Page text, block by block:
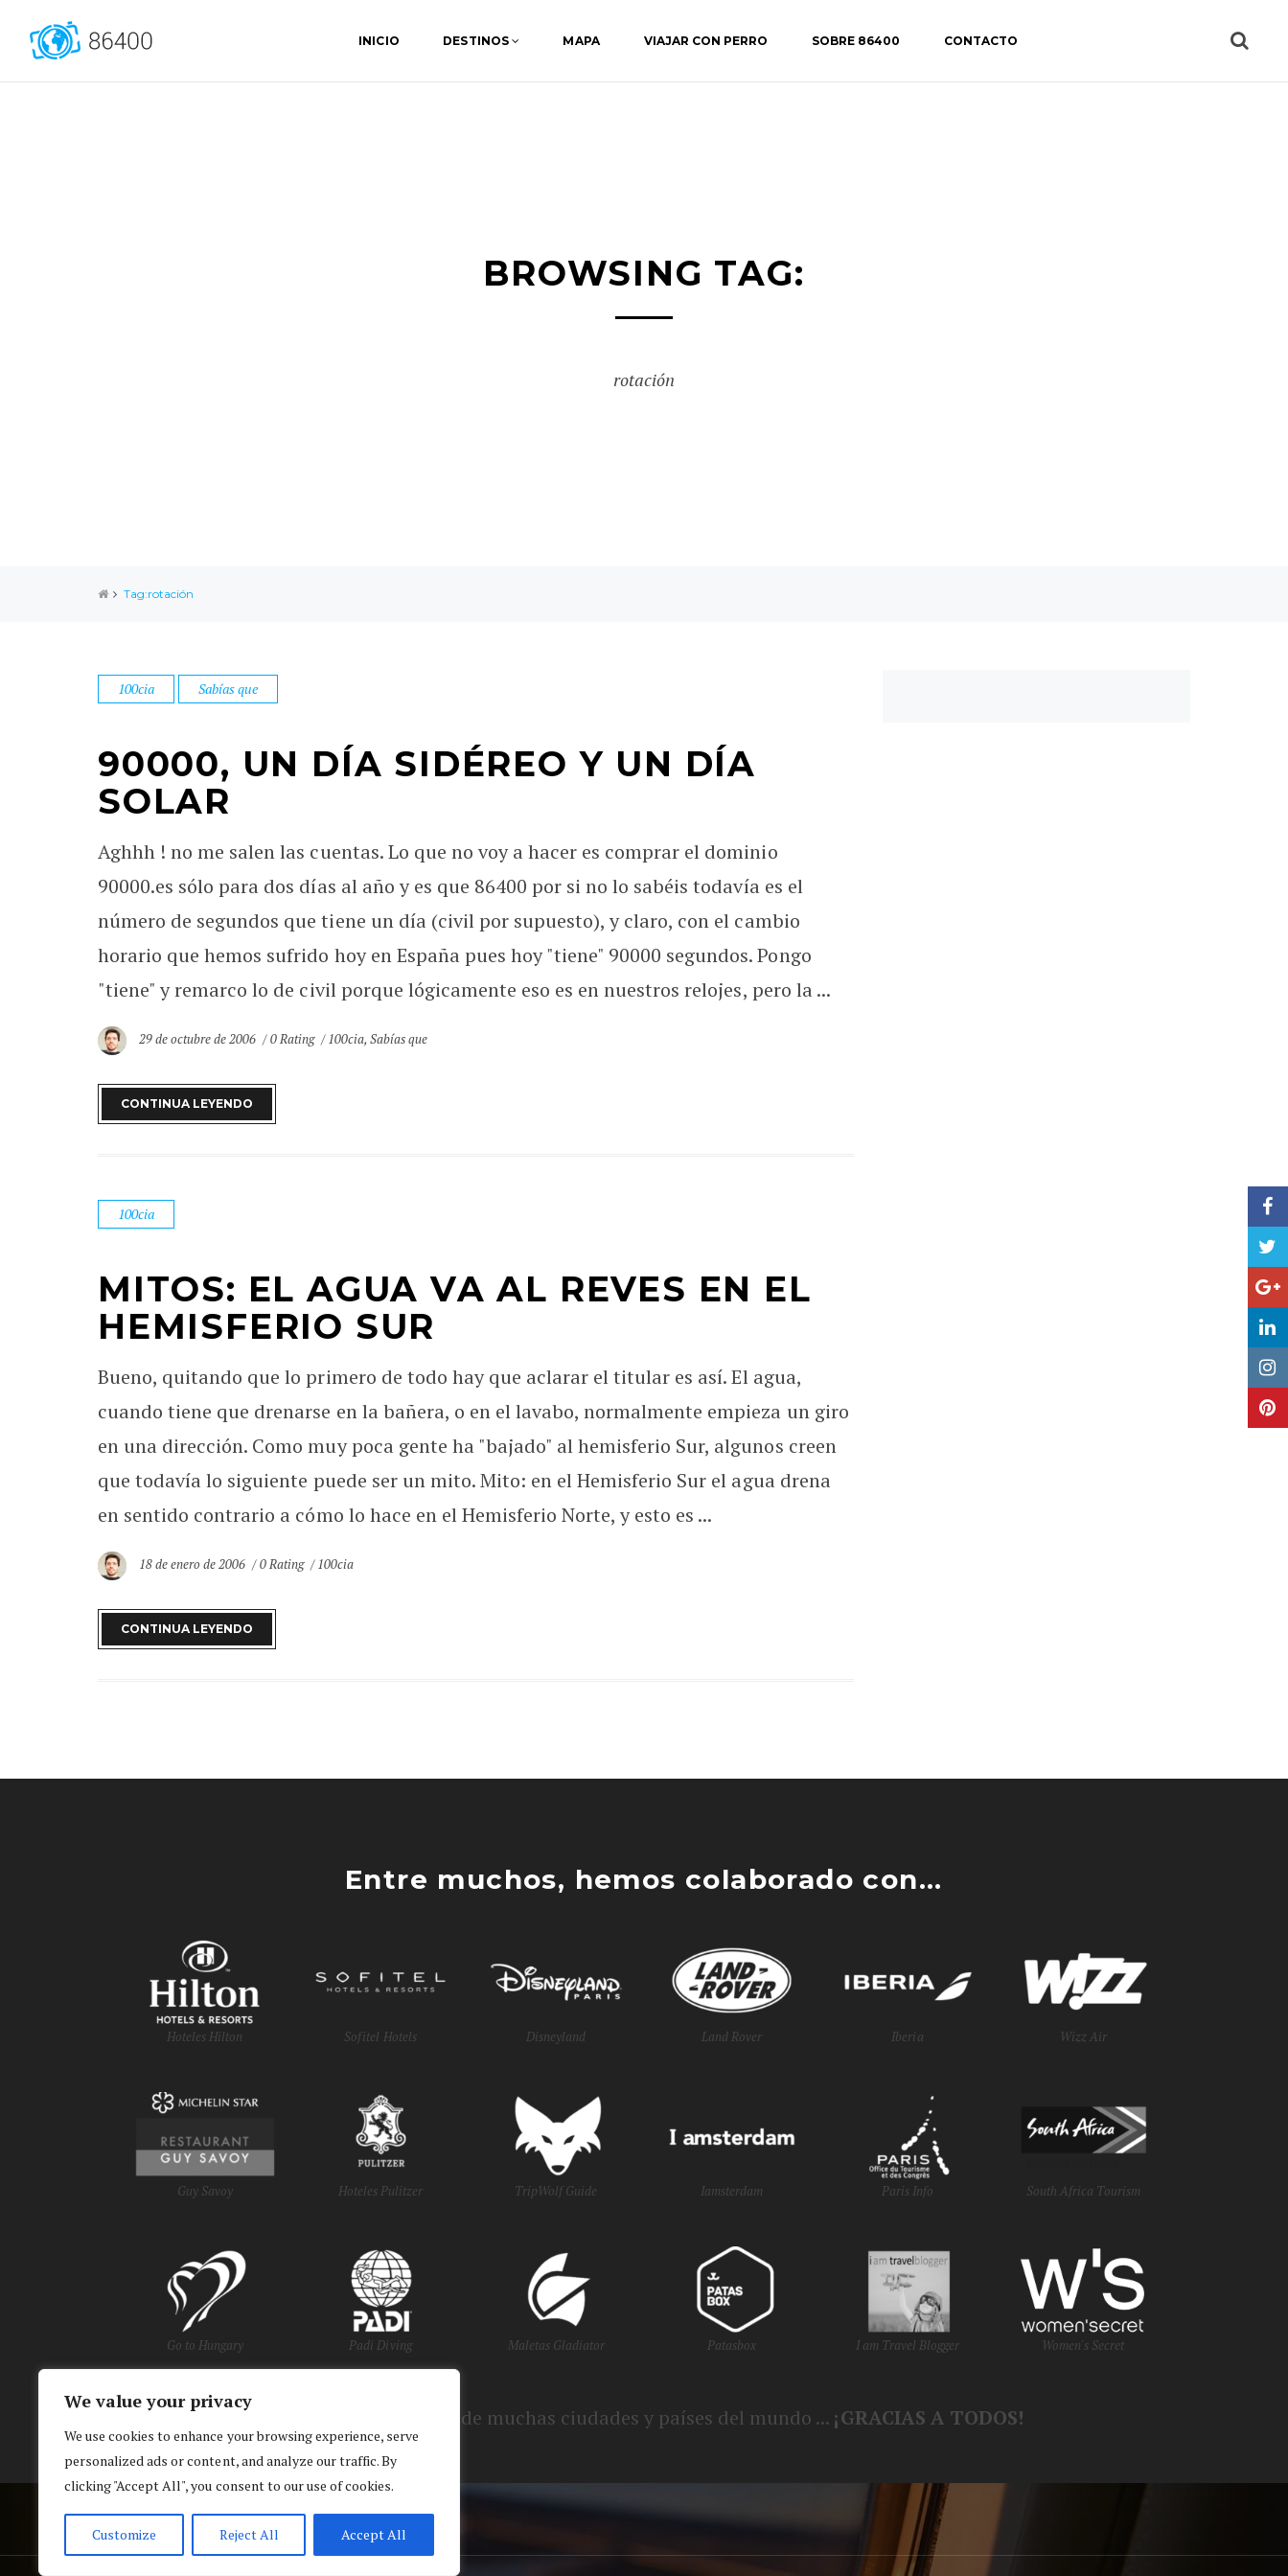
We value your privacy
We use cookies to enhance your browsing experience, serve
personalized ads or content, and analyze our traffic. By
clicking "Accept All", you consent to our use of cookies.
Customize Reject All Accept All
INICIO DESTINOS MAPA VIAJAR CON PERRO SOBRE 86400 CONTACTO
BROWSING TAG:
rotación
Tag:rotación
100cia Sabías que
90000, UN DÍA SIDÉREO Y UN DÍA
SOLAR
Aghhh ! no me salen las cuentas. Lo que no voy a hacer es comprar el dominio
90000.es sólo para dos días al año y es que 86400 por si no lo sabéis todavía es el
número de segundos que tiene un día (civil por supuesto), y claro, con el cambio
horario que hemos sufrido hoy en España pues hoy "tiene" 90000 segundos. Pongo
"tiene" y remarco lo de civil porque lógicamente eso es en nuestros relojes, pero la ...
29 de octubre de 2006 0 Rating 100cia,Sabías que
CONTINUA LEYENDO
100cia
MITOS: EL AGUA VA AL REVES EN EL
HEMISFERIO SUR
Bueno, quitando que lo primero de todo hay que aclarar el titular es así. El agua,
cuando tiene que drenarse en la bañera, o en el lavabo, normalmente empieza un giro
en una dirección. Como muy poca gente ha "bajado" al hemisferio Sur, algunos creen
que todavía lo siguiente puede ser un mito. Mito: en el Hemisferio Sur el agua drena
en sentido contrario a cómo lo hace en el Hemisferio Norte, y esto es ...
18 de enero de 2006 0 Rating 100cia
CONTINUA LEYENDO
Entre muchos, hemos colaborado con...
Hoteles Hilton Sofitel Hotels Disneyland Land Rover Iberia Wizz Air
Guy Savoy Hoteles Pulitzer TripWolf Guide Iamsterdam Paris Info South Africa Tourism
Go to Hungary Padi Diving Maletas Gladiator Patasbox I am Travel Blogger Women's Secret
y Oficinas de Turismo de muchas ciudades y países del mundo ... ¡GRACIAS A TODOS!